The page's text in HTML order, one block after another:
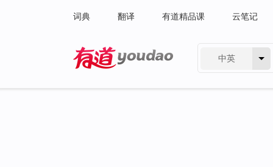
词典 翻译 有道精品课 云笔记
中英